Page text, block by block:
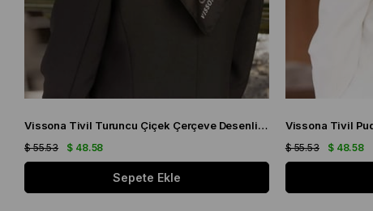
Vissona Tivil Turuncu Çiçek Çerçeve Desenli İpek Eşarp 50318 - 0014 - 0001
$ 48.58
$ 55.53
Sepete Ekle
$ 48.58
$ 55.53